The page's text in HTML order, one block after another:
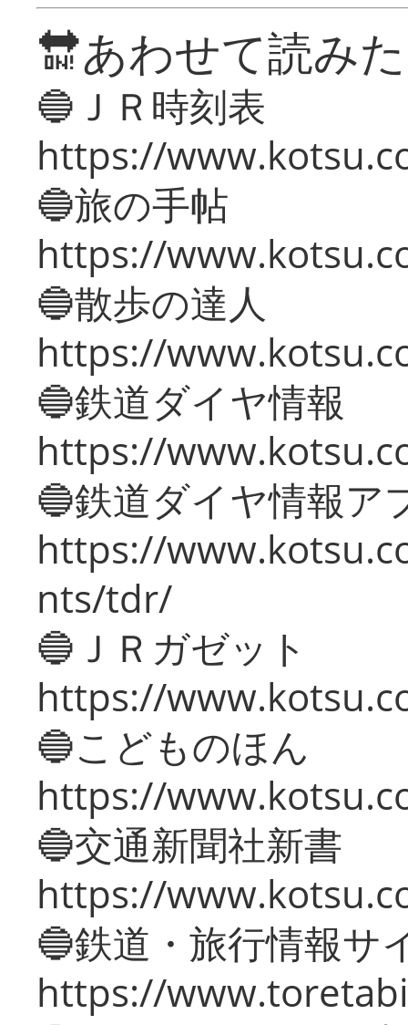
🔛あわせて読み
🔵ＪＲ時刻表
https://
🔵旅の手帖
https://
🔵散歩の達人
https://
🔵鉄道ダイヤ情報
https://
🔵鉄道ダイヤ情報ア
https://
nts/tdr/
🔵ＪＲガゼット
https://
🔵こどものほん
https://
🔵交通新聞社新書
https://
🔵鉄道・旅行情報サ
https://